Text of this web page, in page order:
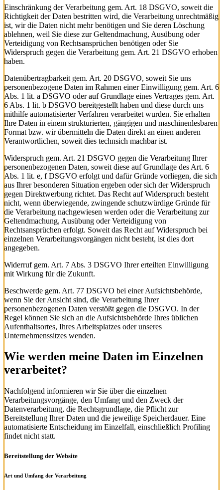
Einschränkung der Verarbeitung gem. Art. 18 DSGVO, soweit die
Richtigkeit der Daten bestritten wird, die Verarbeitung unrechtmäßig
ist, wir die Daten nicht mehr benötigen und Sie deren Löschung
ablehnen, weil Sie diese zur Geltendmachung, Ausübung oder
Verteidigung von Rechtsansprüchen benötigen oder Sie
Widerspruch gegen die Verarbeitung gem. Art. 21 DSGVO erhoben
haben.
Datenübertragbarkeit gem. Art. 20 DSGVO, soweit Sie uns
personenbezogene Daten im Rahmen einer Einwilligung gem. Art. 6
Abs. 1 lit. a DSGVO oder auf Grundlage eines Vertrages gem. Art.
6 Abs. 1 lit. b DSGVO bereitgestellt haben und diese durch uns
mithilfe automatisierter Verfahren verarbeitet wurden. Sie erhalten
Ihre Daten in einem strukturierten, gängigen und maschinenlesbaren
Format bzw. wir übermitteln die Daten direkt an einen anderen
Verantwortlichen, soweit dies technsich machbar ist.
Widerspruch gem. Art. 21 DSGVO gegen die Verarbeitung Ihrer
personenbezogenen Daten, soweit diese auf Grundlage des Art. 6
Abs. 1 lit. e, f DSGVO erfolgt und dafür Gründe vorliegen, die sich
aus Ihrer besonderen Situation ergeben oder sich der Widerspruch
gegen Direktwerbung richtet. Das Recht auf Widerspruch besteht
nicht, wenn überwiegende, zwingende schutzwürdige Gründe für
die Verarbeitung nachgewiesen werden oder die Verarbeitung zur
Geltendmachung, Ausübung oder Verteidigung von
Rechtsansprüchen erfolgt. Soweit das Recht auf Widerspruch bei
einzelnen Verarbeitungsvorgängen nicht besteht, ist dies dort
angegeben.
Widerrufgem. Art. 7 Abs. 3 DSGVO Ihrer erteilten Einwilligung
mit Wirkung für die Zukunft.
Beschwerde gem. Art. 77 DSGVO bei einer Aufsichtsbehörde,
wenn Sie der Ansicht sind, die Verarbeitung Ihrer
personenbezogenen Daten verstößt gegen die DSGVO. In der
Regel können Sie sich an die Aufsichtsbehörde Ihres üblichen
Aufenthaltsortes, Ihres Arbeitsplatzes oder unseres
Unternehmenssitzes wenden.
Wie werden meine Daten im Einzelnen
verarbeitet?
Nachfolgend informieren wir Sie über die einzelnen
Verarbeitungsvorgänge, den Umfang und den Zweck der
Datenverarbeitung, die Rechtsgrundlage, die Pflicht zur
Bereitstellung Ihrer Daten und die jeweilige Speicherdauer. Eine
automatisierte Entscheidung im Einzelfall, einschließlich Profiling
findet nicht statt.
Bereitstellung der Website
Art und Umfang der Verarbeitung